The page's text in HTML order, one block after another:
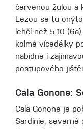
červenou žulou a
Lezou se tu
lehčí než 5.10
kolmé vícedélky
nabídne i
postupového
Cala Gonone:
Cala Gonone je
Sardinie, severně